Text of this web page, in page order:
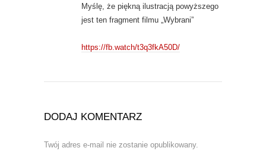
Myślę, że piękną ilustracją powyższego
jest ten fragment filmu „Wybrani”
https://fb.watch/t3q3fkA50D/
DODAJ KOMENTARZ
Twój adres e-mail nie zostanie opublikowany.